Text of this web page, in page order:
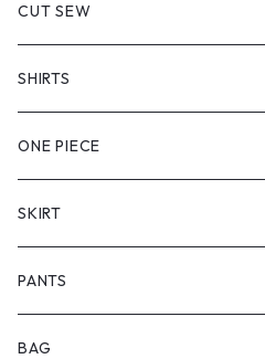
CUT SEW
SHIRTS
ONE PIECE
SKIRT
PANTS
BAG